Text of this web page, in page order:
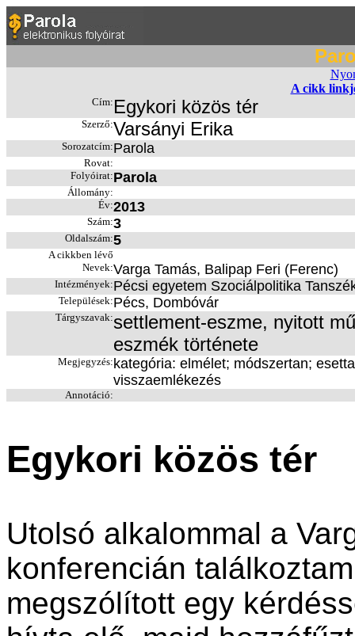
A cikk
Cím: Egykori közös tér
Szerző:Varsányi Erika
Sorozatcím:Parola
Rovat:
Folyóirat:Parola
Állomány:
Év:2013
Szám:3
Oldalszám:5
A cikkben lévő
Nevek:Varga Tamás, Balipap Feri (Ferenc)
Intézmények:Pécsi egyetem Szociálpolitika
Települések:Pécs, Dombóvár
Tárgyszavak:settlement-eszme, nyitott
eszmék története
Megjegyzés: kategória: elmélet; módszertan;
visszaemlékezés
Annotáció:
Egykori közös tér
Utolsó alkalommal a
konferencián
megszólított egy